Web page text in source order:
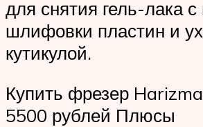
для снятия гель-лака с
шлифовки пластин и
кутикулой.
Купить фрезер
5500 рублей Плюсы